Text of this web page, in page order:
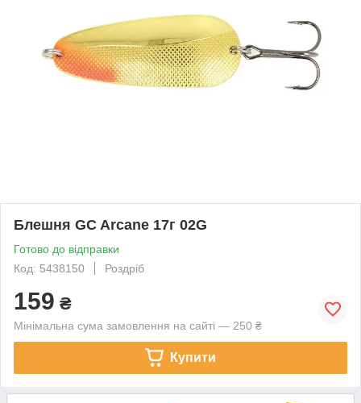
Блешня GC Arcane 17г 02G
Готово до відправки
Код: 5438150
Роздріб
159 ₴
Мінімальна сума замовлення на сайті — 250 ₴
Купити